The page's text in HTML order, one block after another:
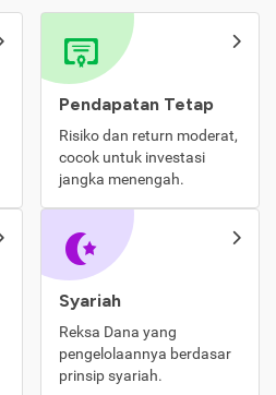
Pendapatan Tetap
Risiko dan return moderat,
cocok untuk investasi
jangka menengah.
Syariah
Reksa Dana yang
pengelolaannya berdasar
prinsip syariah.